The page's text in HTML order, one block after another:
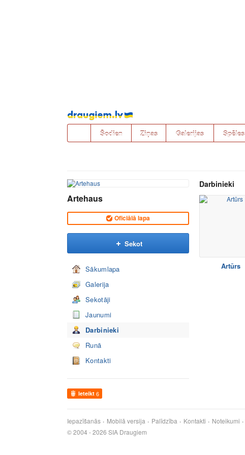
Pāriet
uz
saturu
Šodien Ziņas Galerijas Spēles
Artehaus
Oficiālā lapa
Sekot
Sākumlapa
Galerija
Sekotāji
Jaunumi
Darbinieki
Runā
Kontakti
Ieteikt 6
Darbinieki
Artūrs
Iepazīšanās Mobilā versija Palīdzība Kontakti Noteikumi
© 2004 - 2026 SIA Draugiem